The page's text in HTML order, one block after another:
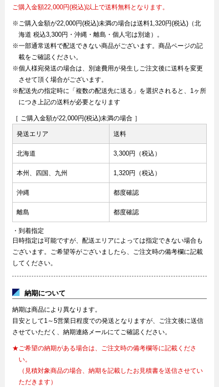
ご購入金額22,000円(税込)以上で送料無料となります。
※ご購入金額が22,000円(税込)未満の場合は送料1,320円(税込)（北
海道 税込3,300円・沖縄・離島・個人宅は別途）。
※一部通常送料で配送できない商品がございます。商品ページの記
載をご確認ください。
※個人様宛発送の場合は、別途費用が発生しご注文後に送料を変更
させて頂く場合がございます。
※配送先の指定時に「複数の配送先に送る」を選択されると、1ヶ所
につき上記の送料が必要となります
［ ご購入金額が22,000円(税込)未満の場合 ］
発送エリア 送料
北海道 3,300円（税込）
本州、四国、九州 1,320円（税込）
沖縄 都度確認
離島 都度確認
・到着指定
日時指定は可能ですが、配送エリアによっては指定できない場合も
ございます。ご希望等がございましたら、ご注文時の備考欄に記載
してください。
納期について
納期は商品により異なります。
目安として1～5営業日程度での発送となりますが、ご注文後に送信
させていただく、納期連絡メールにてご確認ください。
★ご希望の納期がある場合は、ご注文時の備考欄等に記載くださ
い。
（見積対象商品の場合、納期を記載したお見積書を送信させてい
ただきます）